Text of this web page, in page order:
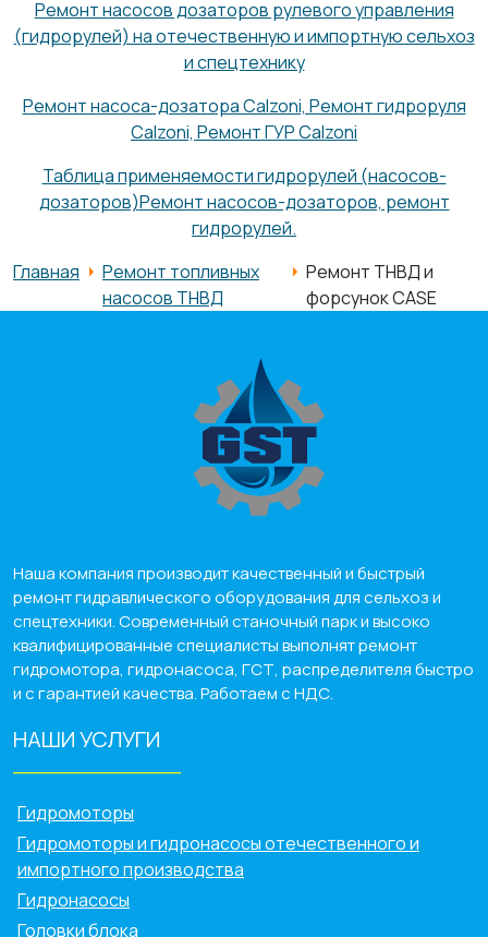
Ремонт насосов дозаторов рулевого управления
(гидрорулей) на отечественную и импортную сельхоз
и спецтехнику
Ремонт насоса-дозатора Calzoni, Ремонт гидроруля
Calzoni, Ремонт ГУР Calzoni
Таблица применяемости гидрорулей (насосов-
дозаторов)Ремонт насосов-дозаторов, ремонт
гидрорулей.
Главная
Ремонт топливных
насосов ТНВД
Ремонт ТНВД и
форсунок CASE
Наша компания производит качественный и быстрый
ремонт гидравлического оборудования для сельхоз и
спецтехники. Современный станочный парк и высоко
квалифицированные специалисты выполнят ремонт
гидромотора, гидронасоса, ГСТ, распределителя быстро
и с гарантией качества. Работаем с НДС.
НАШИ УСЛУГИ
Гидромоторы
Гидромоторы и гидронасосы отечественного и
импортного производства
Гидронасосы
Головки блока